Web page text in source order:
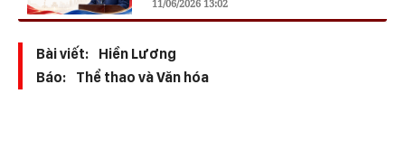
11/06/2026 13:02
Bài viết:
Hiền Lương
Báo:
Thể thao và Văn hóa